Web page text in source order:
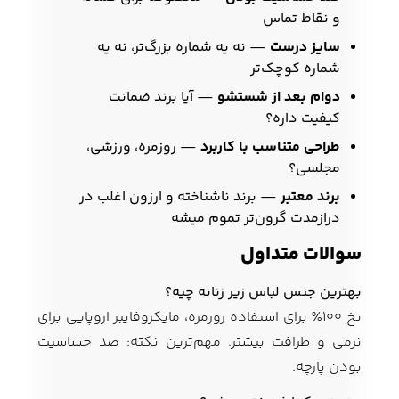
و نقاط تماس
سایز درست — نه یه شماره بزرگ‌تر، نه یه
شماره کوچک‌تر
دوام بعد از شستشو — آیا برند ضمانت
کیفیت داره؟
طراحی متناسب با کاربرد — روزمره، ورزشی،
مجلسی؟
برند معتبر— برند ناشناخته و ارزون اغلب در
درازمدت گرون‌تر تموم میشه
سوالات متداول
بهترین جنس لباس زیر زنانه چیه؟
نخ ۱۰۰٪ برای استفاده روزمره، مایکروفایبر اروپایی برای
نرمی و ظرافت بیشتر. مهم‌ترین نکته: ضد حساسیت
بودن پارچه.